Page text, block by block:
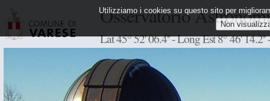
Osservatorio
Lat 45° 52' 06.4'' - Long Est 8° 46'
Utilizziamo i cookies su questo sito per